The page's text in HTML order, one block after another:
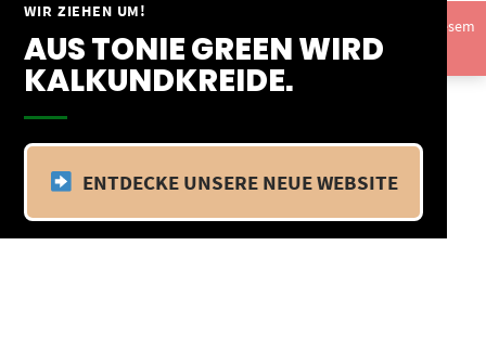
WIR ZIEHEN UM!
AUS TONIE GREEN WIRD
KALKUNDKREIDE.
ENTDECKE UNSERE NEUE WEBSITE
Springe
Inhalt
Vom 09.04.25 - 20.04.25 befinden wir uns im Betriebsurlaub. In diesem
Zeitraum findet kein Versand statt.Ausblenden